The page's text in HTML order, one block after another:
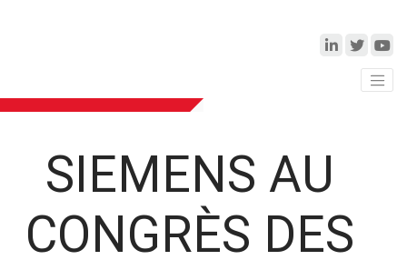
SIEMENS AU
CONGRÈS DES